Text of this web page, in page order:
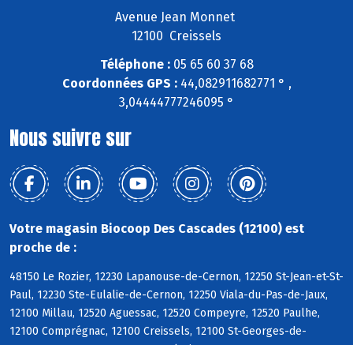
Avenue Jean Monnet
12100 Creissels
Téléphone :05 65 60 37 68
Coordonnées GPS :44,082911682771 ° ,
3,04444777246095 °
Nous suivre sur
Votre magasin Biocoop Des Cascades (12100) est
proche de :
48150 Le Rozier, 12230 Lapanouse-de-Cernon, 12250 St-Jean-et-St-
Paul, 12230 Ste-Eulalie-de-Cernon, 12250 Viala-du-Pas-de-Jaux,
12100 Millau, 12520 Aguessac, 12520 Compeyre, 12520 Paulhe,
12100 Comprégnac, 12100 Creissels, 12100 St-Georges-de-